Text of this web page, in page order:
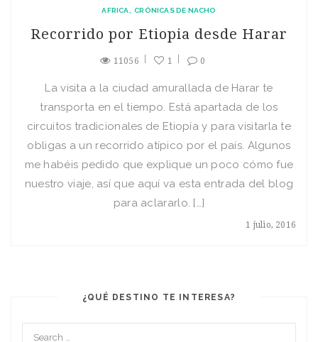
AFRICA CRÓNICAS DE NACHO
Recorrido por Etiopia desde Harar
11056 1 0
1 julio, 2016
La visita a la ciudad amurallada de Harar te
transporta en el tiempo. Está apartada de los
circuitos tradicionales de Etiopía y para visitarla te
obligas a un recorrido atípico por el país. Algunos
me habéis pedido que explique un poco cómo fue
nuestro viaje, así que aquí va esta entrada del blog
para aclararlo. […]
¿QUÉ DESTINO TE INTERESA?